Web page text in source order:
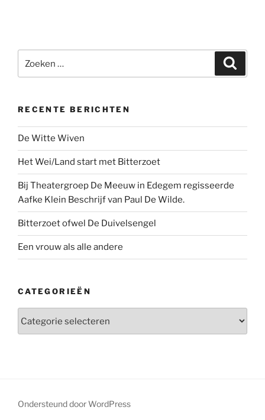
naar:
RECENTE BERICHTEN
De Witte Wiven
Het Wei/Land start met Bitterzoet
Bij Theatergroep De Meeuw in Edegem regisseerde
Aafke Klein Beschrijf van Paul De Wilde.
Bitterzoet ofwel De Duivelsengel
Een vrouw als alle andere
CATEGORIEËN
Ondersteund door WordPress